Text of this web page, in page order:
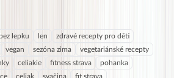
bez lepku len
zdravé recepty pro děti
vegan sezóna zima
vegetariánské recepty
celiakie fitness strava
pohanka
celiak svačina
fit strava